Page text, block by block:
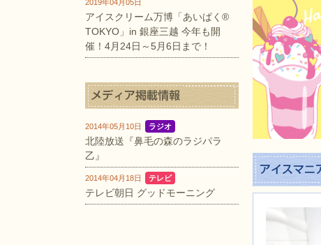
2019年04月05日
アイスクリーム万博「あいぱく®
TOKYO」in 銀座三越 今年も開
催！4月24日～5月6日まで！
2014年05月10日 ラジオ
北陸放送『鼻毛の森のラジパラ
乙』
2014年04月18日 テレビ
テレビ朝日 グッドモーニング